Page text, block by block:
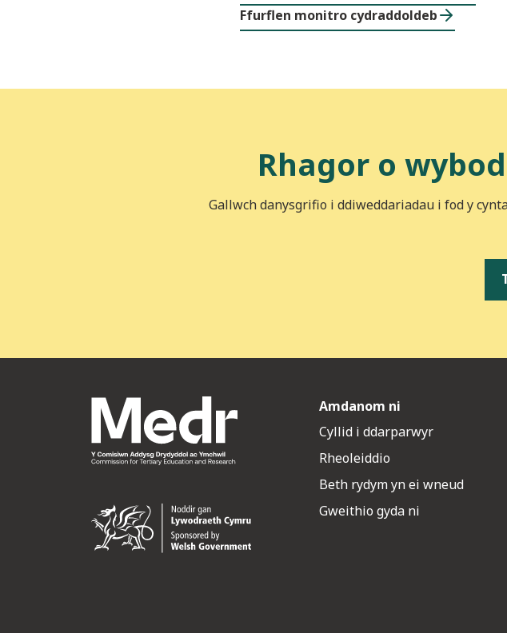
Ffurflen monitro cydraddoldeb
Rhagor o
Gallwch danysgrifio i ddiweddariadau i fod y
Amdanom ni
Cyllid i ddarparwyr
Rheoleiddio
Beth rydym yn ei wneud
Gweithio gyda ni